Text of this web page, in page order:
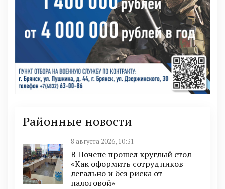
Районные новости
8 августа 2026, 10:31
В Почепе прошел круглый стол
«Как оформить сотрудников
легально и без риска от
налоговой»